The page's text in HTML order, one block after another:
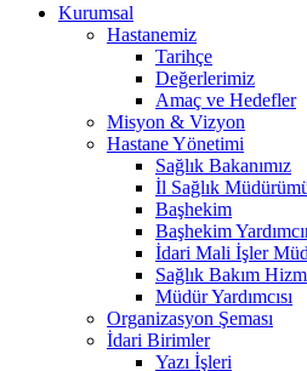
Kurumsal
Hastanemiz
Tarihçe
Değerlerimiz
Amaç ve Hedefler
Misyon & Vizyon
Hastane Yönetimi
Sağlık Bakanımız
İl Sağlık
Başhekim
Başhekim
İdari Mali İşler
Sağlık Bakım
Müdür Yardımcısı
Organizasyon Şeması
İdari Birimler
Yazı İşleri